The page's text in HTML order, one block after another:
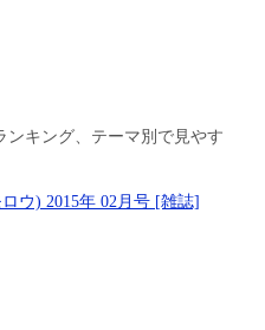
キング、テーマ別で見やす
ウ) 2015年 02月号 [雑誌]